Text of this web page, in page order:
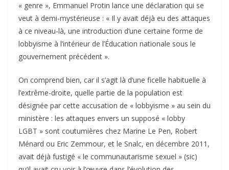
« genre », Emmanuel Protin lance une déclaration qui se
veut à demi-mystérieuse : « Il y avait déjà eu des attaques
à ce niveau-là, une introduction d’une certaine forme de
lobbyisme à l’intérieur de l’Éducation nationale sous le
gouvernement précédent ».
On comprend bien, car il s’agit là d’une ficelle habituelle à
l’extrême-droite, quelle partie de la population est
désignée par cette accusation de « lobbyisme » au sein du
ministère : les attaques envers un supposé « lobby
LGBT » sont coutumières chez Marine Le Pen, Robert
Ménard ou Eric Zemmour, et le Snalc, en décembre 2011,
avait déjà fustigé « le communautarisme sexuel » (sic)